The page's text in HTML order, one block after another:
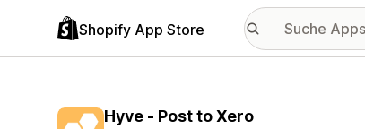
Shopify App Store
Hyve ‑ Post to Xero